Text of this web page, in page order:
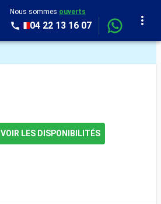
Nous sommes ouverts
04 22 13 16 07
VOIR LES DISPONIBILITÉS